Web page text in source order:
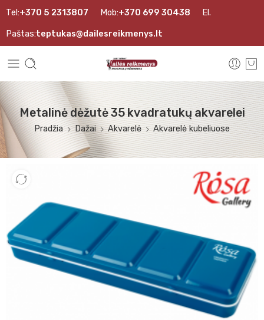
Tel:+370 5 2313807 Mob:+370 699 30438 El.
Paštas:teptukas@dailesreikmenys.lt
Metalinė dėžutė 35 kvadratukų akvarelei
Pradžia Dažai Akvarelė Akvarelė kubeliuose